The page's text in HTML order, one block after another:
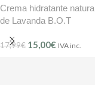
Crema hidratante
de Lavanda B.O.T
17,99€ 15,00€ IVA inc.